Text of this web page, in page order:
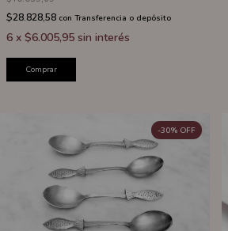
$28.828,58 con Transferencia o depósito
6 x$6.005,95 sin interés
Comprar
-30% OFF